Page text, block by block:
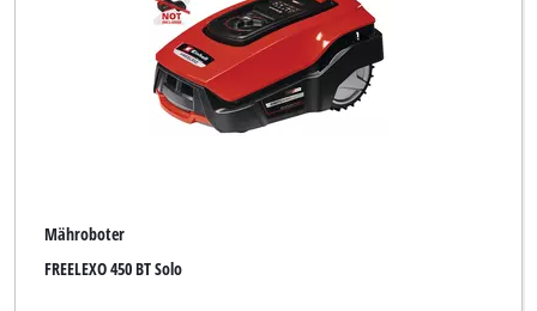
Mähroboter
FREELEXO 450 BT Solo